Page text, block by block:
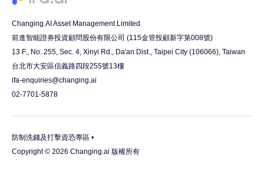
Changing.AI Asset Management Limited
前進智能證券投資顧問股份有限公司 (115金管投顧新字第008號)
13 F., No. 255, Sec. 4, Xinyi Rd., Da'an Dist., Taipei City (106066), Taiwan
台北市大安區信義路四段255號13樓
ifa-enquiries@changing.ai
02-7701-5878
防制洗錢及打擊資恐專區 •
Copyright © 2026 Changing.ai 版權所有